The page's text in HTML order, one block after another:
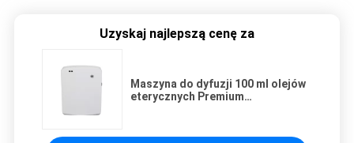
Uzyskaj najlepszą cenę za
Maszyna do dyfuzji 100 ml olejów
eterycznych Premium